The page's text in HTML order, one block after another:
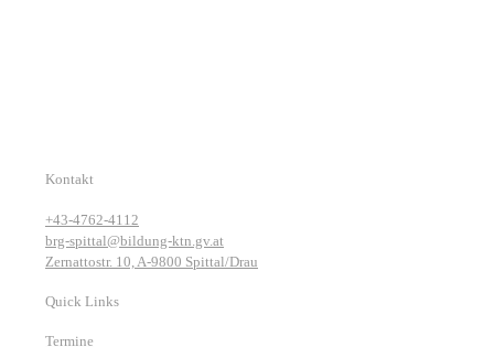
Kontakt
+43-4762-4112
brg-spittal@bildung-ktn.gv.at
Zernattostr. 10, A-9800 Spittal/Drau
Quick Links
Termine